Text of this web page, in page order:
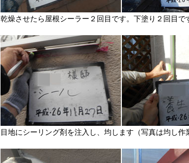
乾燥させたら屋根シーラー２回目です。下塗り２回目で
目地にシーリング剤を注入し、均します（写真は均し作